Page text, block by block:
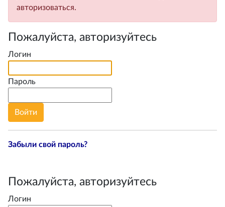
авторизоваться.
Пожалуйста, авторизуйтесь
Логин
Пароль
Забыли свой пароль?
Пожалуйста, авторизуйтесь
Логин